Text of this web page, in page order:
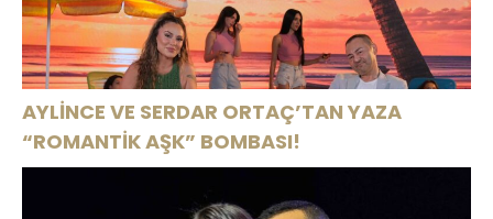
AYLİNCE VE SERDAR ORTAÇ’TAN YAZA
“ROMANTİK AŞK” BOMBASI!